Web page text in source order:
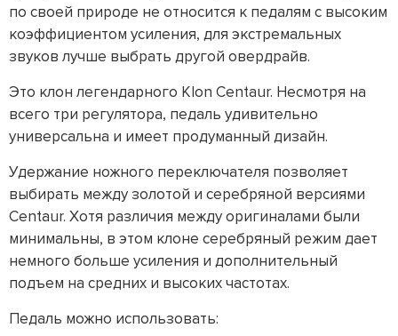
по своей природе не относится к педалям с высоким
коэффициентом усиления, для экстремальных
звуков лучше выбрать другой овердрайв.
Это клон легендарного Klon Centaur. Несмотря на
всего три регулятора, педаль удивительно
универсальна и имеет продуманный дизайн.
Удержание ножного переключателя позволяет
выбирать между золотой и серебряной версиями
Centaur. Хотя различия между оригиналами были
минимальны, в этом клоне серебряный режим дает
немного больше усиления и дополнительный
подъем на средних и высоких частотах.
Педаль можно использовать: